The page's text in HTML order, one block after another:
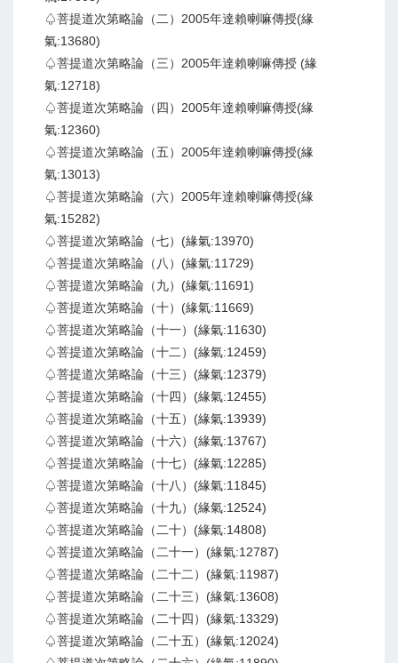
♤菩提道次第略論（二）2005年達賴喇嘛傳授(緣
氣:13680)
♤菩提道次第略論（三）2005年達賴喇嘛傳授 (緣
氣:12718)
♤菩提道次第略論（四）2005年達賴喇嘛傳授(緣
氣:12360)
♤菩提道次第略論（五）2005年達賴喇嘛傳授(緣
氣:13013)
♤菩提道次第略論（六）2005年達賴喇嘛傳授(緣
氣:15282)
♤菩提道次第略論（七）(緣氣:13970)
♤菩提道次第略論（八）(緣氣:11729)
♤菩提道次第略論（九）(緣氣:11691)
♤菩提道次第略論（十）(緣氣:11669)
♤菩提道次第略論（十一）(緣氣:11630)
♤菩提道次第略論（十二）(緣氣:12459)
♤菩提道次第略論（十三）(緣氣:12379)
♤菩提道次第略論（十四）(緣氣:12455)
♤菩提道次第略論（十五）(緣氣:13939)
♤菩提道次第略論（十六）(緣氣:13767)
♤菩提道次第略論（十七）(緣氣:12285)
♤菩提道次第略論（十八）(緣氣:11845)
♤菩提道次第略論（十九）(緣氣:12524)
♤菩提道次第略論（二十）(緣氣:14808)
♤菩提道次第略論（二十一）(緣氣:12787)
♤菩提道次第略論（二十二）(緣氣:11987)
♤菩提道次第略論（二十三）(緣氣:13608)
♤菩提道次第略論（二十四）(緣氣:13329)
♤菩提道次第略論（二十五）(緣氣:12024)